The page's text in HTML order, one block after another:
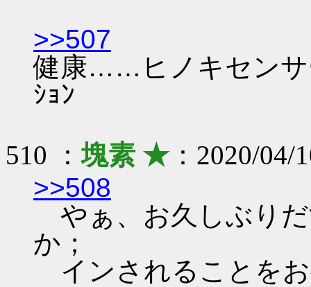
>>507
健康……ヒノキセンサ
ｼｮﾝ
510 ：塊素 ★：2020/04/
>>508
やぁ、お久しぶり
か；
インされることを